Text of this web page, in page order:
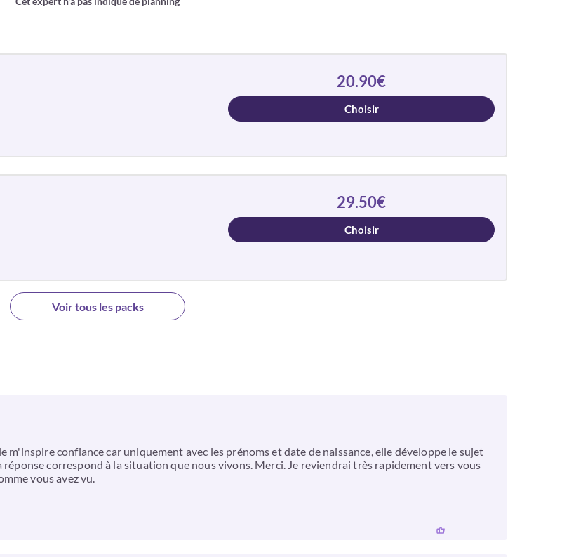
20.90€
Choisir
29.50€
Choisir
Voir tous les packs
confiance car uniquement avec les prénoms et date de naissance, elle développe le sujet
correspond à la situation que nous vivons. Merci. Je reviendrai très rapidement vers vous
vous avez vu.